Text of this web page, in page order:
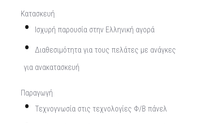
Κατασκευή
Ισχυρή παρουσία στην Ελληνική αγορά
Διαθεσιμότητα για τους πελάτες με ανάγκες
για ανακατασκευή
Παραγωγή
Τεχνογνωσία στις τεχνολογίες Φ/Β πάνελ